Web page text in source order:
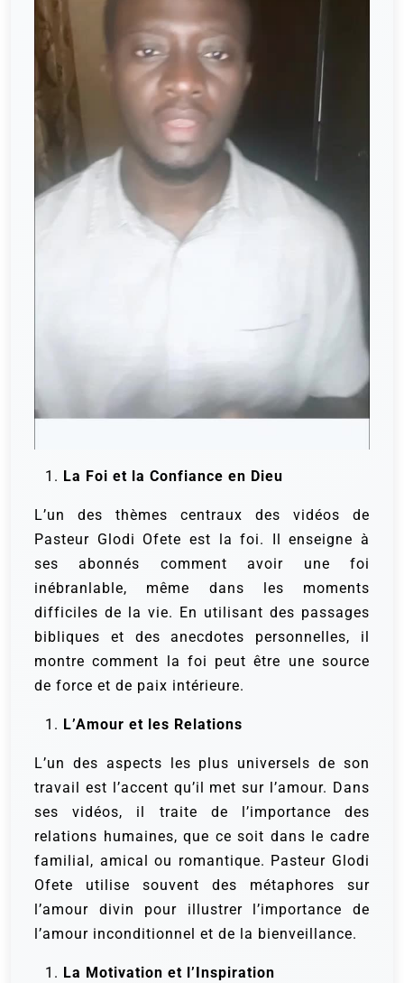
La Foi et la Confiance en Dieu
L’un des thèmes centraux des vidéos de
Pasteur Glodi Ofete est la foi. Il enseigne à
ses abonnés comment avoir une foi
inébranlable, même dans les moments
difficiles de la vie. En utilisant des passages
bibliques et des anecdotes personnelles, il
montre comment la foi peut être une source
de force et de paix intérieure.
L’Amour et les Relations
L’un des aspects les plus universels de son
travail est l’accent qu’il met sur l’amour. Dans
ses vidéos, il traite de l’importance des
relations humaines, que ce soit dans le cadre
familial, amical ou romantique. Pasteur Glodi
Ofete utilise souvent des métaphores sur
l’amour divin pour illustrer l’importance de
l’amour inconditionnel et de la bienveillance.
La Motivation et l’Inspiration